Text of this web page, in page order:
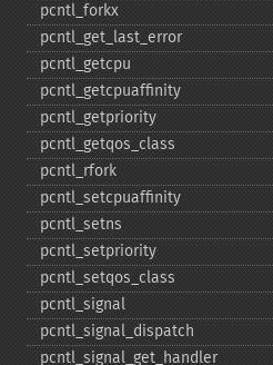
pcntl_​forkx
pcntl_​get_​last_​error
pcntl_​getcpu
pcntl_​getcpuaffinity
pcntl_​getpriority
pcntl_​getqos_​class
pcntl_​rfork
pcntl_​setcpuaffinity
pcntl_​setns
pcntl_​setpriority
pcntl_​setqos_​class
pcntl_​signal
pcntl_​signal_​dispatch
pcntl_​signal_​get_​handler